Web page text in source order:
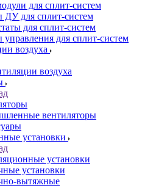
для сплит-систем
ДУ для сплит-систем
для сплит-систем
управления для сплит-систем
воздуха
воздуха
вентиляторы
установки
установки
установки
вытяжные